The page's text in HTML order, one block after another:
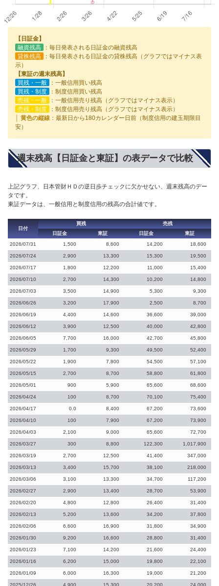
【日証金】
融資残高
：毎日発表される日証金の融資残高
貸株残高
：毎日発表される日証金の貸株残高（グラフではマイナス表
示）
【東証の週末残高】
買残・一般
：一般信用買い残高
買残・制度
：制度信用買い残高
売残・一般
：一般信用売り残高（グラフではマイナス表示）
売残・制度
：制度信用売り残高（グラフではマイナス表示）
│ 黄色の縦線 ：最新日から180カレンダー日前（制度信用の建玉期限目
安）
週末残高【日証金と東証】の表データで比較
上記グラフ、日本管財ＨＤの逆日歩チェックに欠かせない、週末残高のデー
タです。
東証データは、一般信用と制度信用の残高の合計値です。
日付
買残
売残
日証金
東証 日証金
東証
2026/07/31
1,500 8,600 14,200 18,600
2026/07/24 2,900 13,300 15,300 19,500
2026/07/17 1,800 12,200 11,000 15,400
2026/07/10 2,700 14,300 10,200 14,800
2026/07/03 3,500 14,900 5,300 9,300
2026/06/26 3,200 17,900 2,500 8,700
2026/06/19 4,400 14,600 36,600 39,000
2026/06/12 3,900 12,500 40,000 42,800
2026/06/05 7,700 16,000 42,700 45,800
2026/05/29 1,700 9,300 49,500 52,400
2026/05/22 1,900 7,800 54,500 57,100
2026/05/15 2,700 8,700 58,800 61,800
2026/05/01 900 5,900 65,600 68,600
2026/04/24 100 8,700 70,100 75,400
2026/04/17 0.0 8,400 67,200 73,600
2026/04/10 100 7,900 67,200 73,900
2026/04/03 2,100 9,000 65,600 72,700
2026/03/27 300 8,800 122,300 1,017,900
2026/03/19 2,700 12,500 41,400 347,000
2026/03/13 3,400 15,700 38,100 218,000
2026/03/06 3,100 13,300 34,700 117,200
2026/02/27 2,900 13,400 28,700 53,900
2026/02/20 4,800 12,800 26,400 31,400
2026/02/13 5,200 13,600 34,200 37,800
2026/02/06 6,600 16,900 31,800 34,900
2026/01/30 9,200 16,600 28,800 31,400
2026/01/23 7,100 14,200 21,600 24,400
2026/01/16 6,200 15,000 19,800 22,100
2026/01/09 6,000 16,300 19,000 21,200
2025/12/26 4,900 15,300 20,200 24,000